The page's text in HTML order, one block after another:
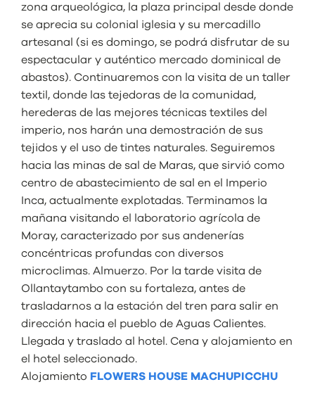
zona arqueológica, la plaza principal desde donde
se aprecia su colonial iglesia y su mercadillo
artesanal (si es domingo, se podrá disfrutar de su
espectacular y auténtico mercado dominical de
abastos). Continuaremos con la visita de un taller
textil, donde las tejedoras de la comunidad,
herederas de las mejores técnicas textiles del
imperio, nos harán una demostración de sus
tejidos y el uso de tintes naturales. Seguiremos
hacia las minas de sal de Maras, que sirvió como
centro de abastecimiento de sal en el Imperio
Inca, actualmente explotadas. Terminamos la
mañana visitando el laboratorio agrícola de
Moray, caracterizado por sus andenerías
concéntricas profundas con diversos
microclimas. Almuerzo. Por la tarde visita de
Ollantaytambo con su fortaleza, antes de
trasladarnos a la estación del tren para salir en
dirección hacia el pueblo de Aguas Calientes.
Llegada y traslado al hotel. Cena y alojamiento en
el hotel seleccionado.
Alojamiento FLOWERS HOUSE MACHUPICCHU